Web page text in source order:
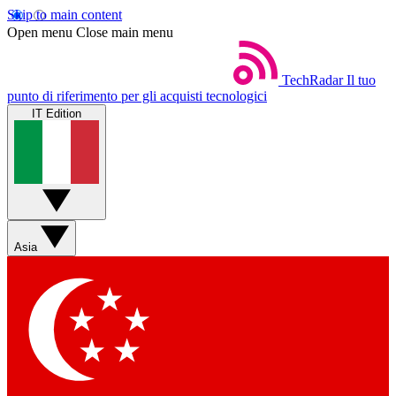
Skip to main content
Open menu Close main menu
TechRadar Il tuo
punto di riferimento per gli acquisti tecnologici
IT Edition
Asia